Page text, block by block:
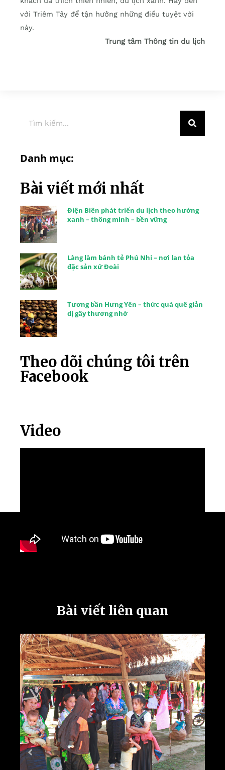
với Triêm Tây để tận hưởng những điều tuyệt vời
này.
Trung tâm Thông tin du lịch
Danh mục:
Bài viết mới nhất
Điện Biên phát triển du lịch theo hướng
xanh – thông minh – bền vững
Làng làm bánh tẻ Phú Nhi – nơi lan tỏa
đặc sản xứ Đoài
Tương bần Hưng Yên – thức quà quê giản
dị gây thương nhớ
Theo dõi chúng tôi trên
Facebook
Video
Bài viết liên quan